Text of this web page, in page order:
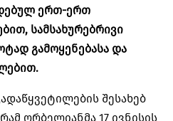
ერთ-ერთ
სამსახურებრივი
გამოყენებასა და
შესახებ
ორბელიანმა 17 ივნისის